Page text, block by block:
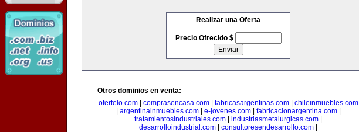
Realizar una Oferta
Precio Ofrecido $
Otros dominios en venta:
ofertelo.com| comprasencasa.com| fabricasargentinas.com| chileinmuebles.com
argentinainmuebles.com| e-jovenes.com| fabricacionargentina.com|
tratamientosindustriales.com
industriasmetalurgicas.com
desarrolloindustrial.com
consultoresendesarrollo.com